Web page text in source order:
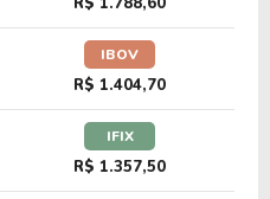
IBOV
R$ 1.404,70
IFIX
R$ 1.357,50